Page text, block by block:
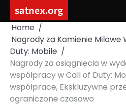
content
satnex.org
Home
Nagrody za Kamienie Milowe
Duty: Mobile
Nagrody za osiągnięcia w
współpracy w Call of Duty:
współprace, Ekskluzywne
ograniczone czasowo